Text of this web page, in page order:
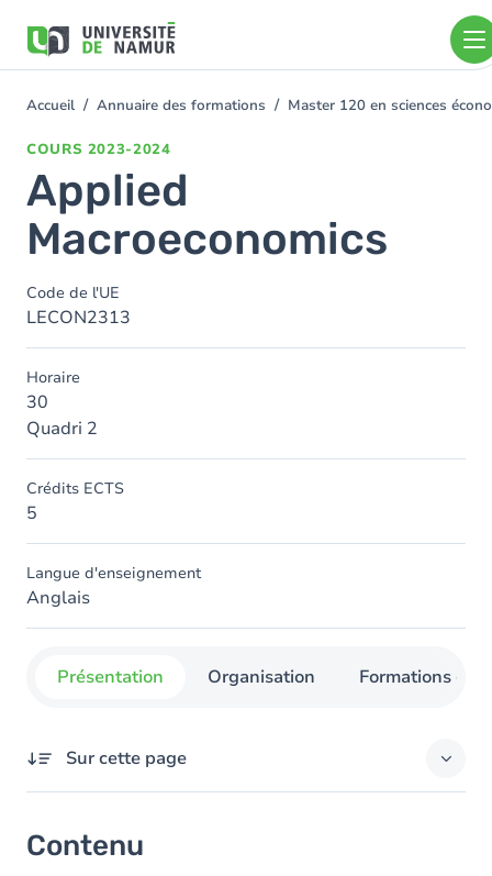
contenu
You
Accueil Annuaire des formations Master 120 en sciences
COURS 2023-2024
Applied
Macroeconomics
Code de l'UE
LECON2313
Horaire
30
Quadri 2
Crédits ECTS
5
Langue d'enseignement
Anglais
Présentation Organisation Formations
Sur cette page
Contenu